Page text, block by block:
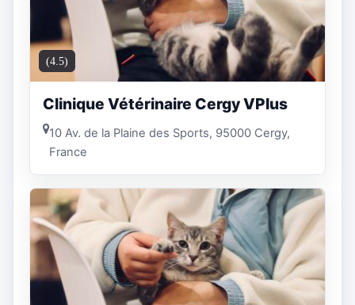
(4.5)
Clinique Vétérinaire Cergy VPlus
10 Av. de la Plaine des Sports, 95000 Cergy,
France